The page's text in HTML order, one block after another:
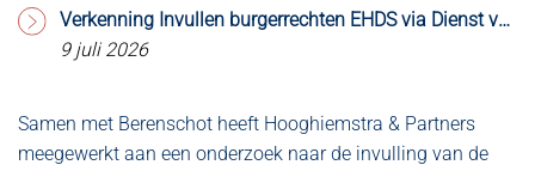
Verkenning Invullen burgerrechten EHDS via Dienst voor Toegang & MedMij Afsprakenstelsel
9 juli 2026
Samen met Berenschot heeft Hooghiemstra & Partners
meegewerkt aan een onderzoek naar de invulling van de